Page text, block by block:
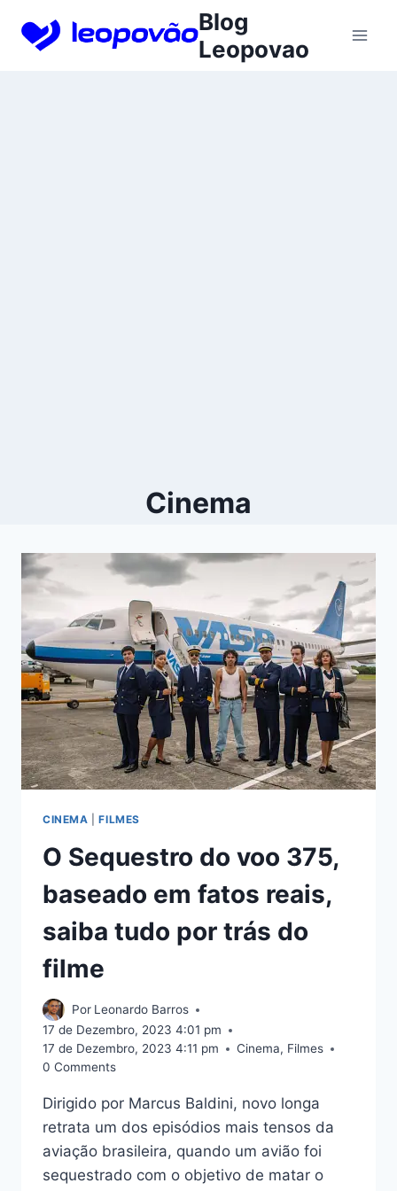
Blog
Leopovao
Cinema
CINEMA |FILMES
O Sequestro do voo 375,
baseado em fatos reais,
saiba tudo por trás do
filme
Por Leonardo Barros
17 de Dezembro, 2023 4:01 pm
17 de Dezembro, 2023 4:11 pm
Cinema, Filmes
0 Comments
Dirigido por Marcus Baldini, novo longa
retrata um dos episódios mais tensos da
aviação brasileira, quando um avião foi
sequestrado com o objetivo de matar o